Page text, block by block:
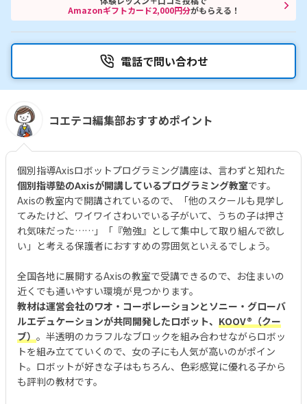
Amazonギフトカード2,000円分がもらえる！
電話で問い合わせ
コエテコ編集部おすすめポイント
個別指導Axisロボットプログラミング講座は、言わずと知れた
個別指導塾のAxisが開講しているプログラミング教室です。
Axisの教室内で開講されているので、「他のスクールも見学し
てみたけど、ワイワイさわいでいる子がいて、うちの子は押さ
れ気味だった……」「『勉強』として集中して取り組んで欲し
い」と考える保護者におすすめの雰囲気といえるでしょう。
全国各地に展開するAxisの教室で受講できるので、お住まいの
近くでも通いやすい環境が見つかります。
教材は運営会社のワオ・コーポレーションとソニー・グローバ
ルエデュケーションが共同開発したロボット、 KOOV®︎（クー
ブ）。半透明のカラフルなブロックを組み合わせながらロボッ
トを組み立てていくので、女の子にも人気が高いのがポイン
ト。ロボットが好きな子はもちろん、色彩感覚に優れる子から
も評判の教材です。